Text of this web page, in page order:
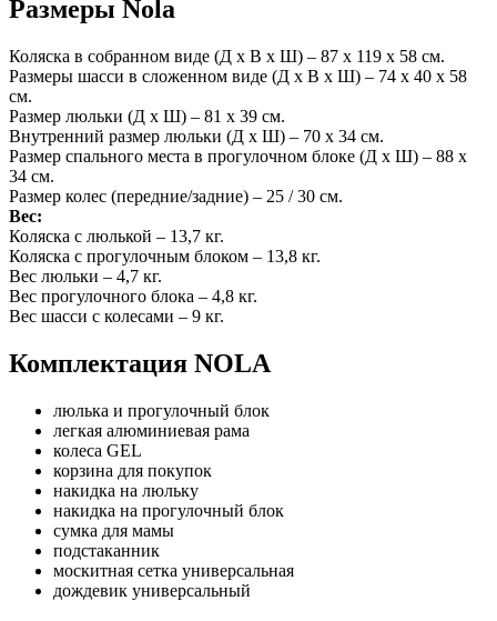
Размеры Nola
Коляска в собранном виде (Д х В х Ш) – 87 х 119 х 58 см.
Размеры шасси в сложенном виде (Д х В х Ш) – 74 х 40 х 58
см.
Размер люльки (Д х Ш) – 81 х 39 см.
Внутренний размер люльки (Д х Ш) – 70 х 34 см.
Размер спального места в прогулочном блоке (Д х Ш) – 88 х
34 см.
Размер колес (передние/задние) – 25 / 30 см.
Вес:
Коляска с люлькой – 13,7 кг.
Коляска с прогулочным блоком – 13,8 кг.
Вес люльки – 4,7 кг.
Вес прогулочного блока – 4,8 кг.
Вес шасси с колесами – 9 кг.
Комплектация NOLA
люлька и прогулочный блок
легкая алюминиевая рама
колеса GEL
корзина для покупок
накидка на люльку
накидка на прогулочный блок
сумка для мамы
подстаканник
москитная сетка универсальная
дождевик универсальный